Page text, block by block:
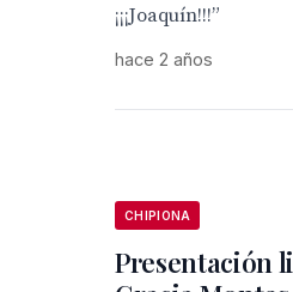
¡¡¡Joaquín!!!”
hace 2 años
CHIPIONA
Presentación